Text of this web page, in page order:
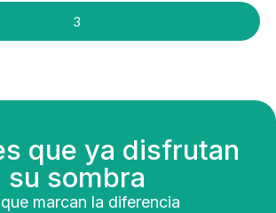
3
que ya disfrutan
su sombra
marcan la diferencia